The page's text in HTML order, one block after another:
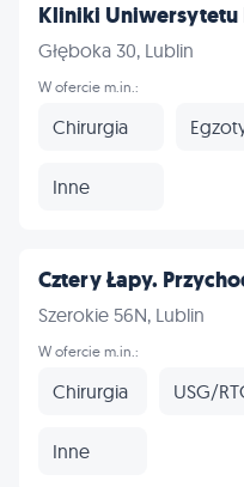
Kliniki Uniwersytetu
Głęboka 30, Lublin
W ofercie m.in.:
Chirurgia
Inne
Cztery Łapy.
Szerokie 56N, Lublin
W ofercie m.in.:
Chirurgia USG/
Inne